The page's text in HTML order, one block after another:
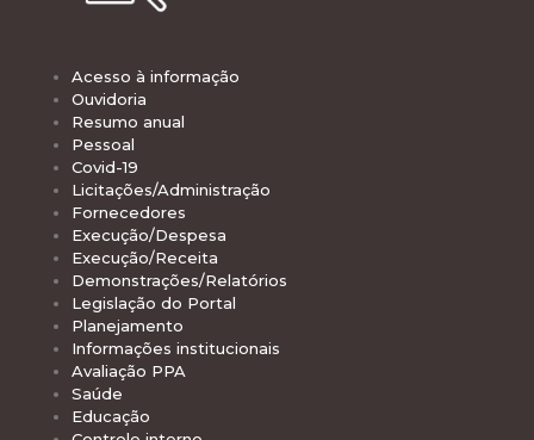
Acesso à informação
Ouvidoria
Resumo anual
Pessoal
Covid-19
Licitações/Administração
Fornecedores
Execução/Despesa
Execução/Receita
Demonstrações/Relatórios
Legislação do Portal
Planejamento
Informações institucionais
Avaliação PPA
Saúde
Educação